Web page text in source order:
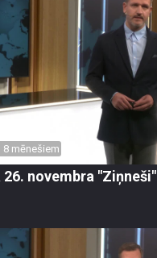
mēnešiem
26. novembra "Ziņneši"